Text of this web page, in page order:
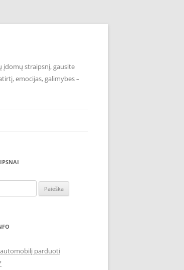
įdomų straipsnį, gausite
emocijas, galimybes –
parduoti